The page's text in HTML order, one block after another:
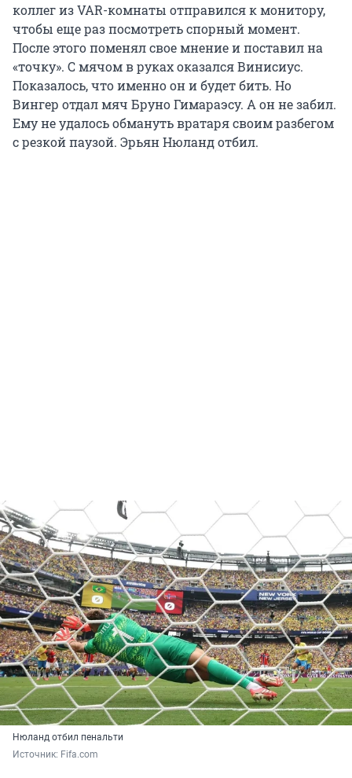
коллег из VAR-комнаты отправился к монитору,
чтобы еще раз посмотреть спорный момент.
После этого поменял свое мнение и поставил на
«точку». С мячом в руках оказался Винисиус.
Показалось, что именно он и будет бить. Но
Вингер отдал мяч Бруно Гимараэсу. А он не забил.
Ему не удалось обмануть вратаря своим разбегом
с резкой паузой. Эрьян Нюланд отбил.
Нюланд отбил пенальти
Источник: Fifa.com